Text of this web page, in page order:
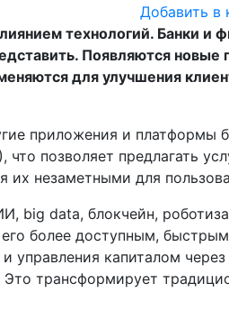
Добавить в
технологий. Банки и
Появляются
для улучшения
приложения и платформы
позволяет предлагать
их незаметными для
big data, блокчейн,
его более доступным,
управления капиталом
трансформирует